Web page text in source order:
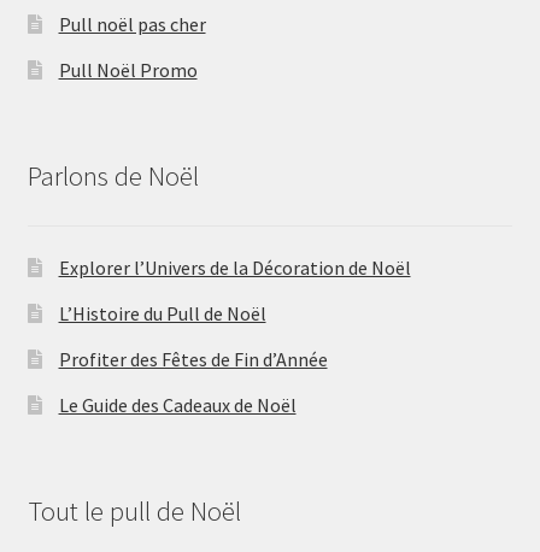
Pull noël pas cher
Pull Noël Promo
Parlons de Noël
Explorer l’Univers de la Décoration de Noël
L’Histoire du Pull de Noël
Profiter des Fêtes de Fin d’Année
Le Guide des Cadeaux de Noël
Tout le pull de Noël